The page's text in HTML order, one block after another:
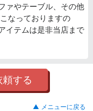
ァやテーブル、その他
なっておりますの
イテムは是非当店まで
する
▲ メニューに戻る